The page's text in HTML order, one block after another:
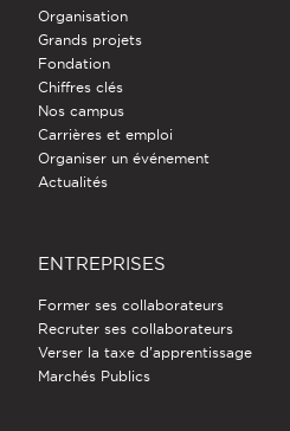
Organisation
Grands projets
Fondation
Chiffres clés
Nos campus
Carrières et emploi
Organiser un événement
Actualités
ENTREPRISES
Former ses collaborateurs
Recruter ses collaborateurs
Verser la taxe d'apprentissage
Marchés Publics